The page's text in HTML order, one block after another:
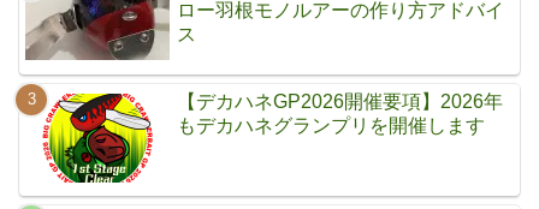
ロー羽根モノルアーの作り方アドバイ
ス
【デカハネGP2026開催要項】2026年
もデカハネグランプリを開催します